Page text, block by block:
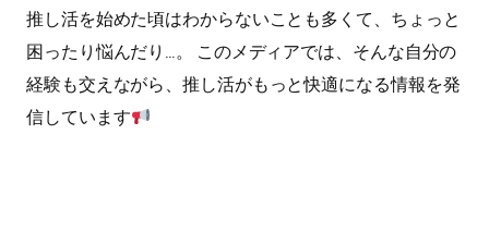
推し活を始めた頃はわからないことも多くて、ちょっと
困ったり悩んだり…。 このメディアでは、そんな自分の
経験も交えながら、推し活がもっと快適になる情報を発
信しています